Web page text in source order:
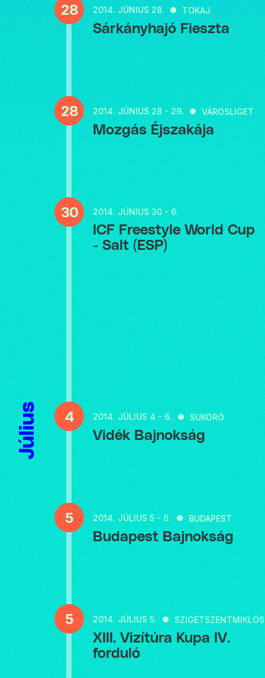
28 2014. JÚNIUS 28. TOKAJ
Sárkányhajó Fieszta
28 2014. JÚNIUS 28 - 29. VÁROSLIGET
Mozgás Éjszakája
30 2014. JÚNIUS 30 - 6.
ICF Freestyle World Cup
- Salt (ESP)
Július 4 2014. JÚLIUS 4 - 6. SUKORÓ
Vidék Bajnokság
5 2014. JÚLIUS 5 - 6. BUDAPEST
Budapest Bajnokság
5 2014. JÚLIUS 5. SZIGETSZENTMIKLÓS
XIII. Vizítúra Kupa IV.
forduló